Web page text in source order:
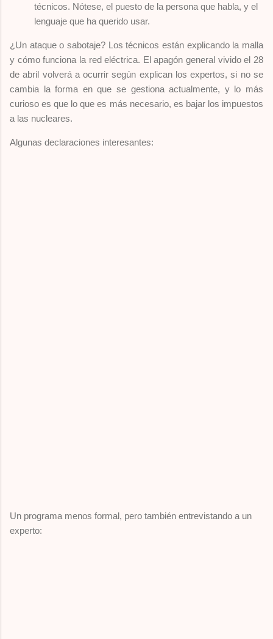
técnicos. Nótese, el puesto de la persona que habla, y el
lenguaje que ha querido usar.
¿Un ataque o sabotaje? Los técnicos están explicando la malla
y cómo funciona la red eléctrica. El apagón general vivido el 28
de abril volverá a ocurrir según explican los expertos, si no se
cambia la forma en que se gestiona actualmente, y lo más
curioso es que lo que es más necesario, es bajar los impuestos
a las nucleares.
Algunas declaraciones interesantes:
Un programa menos formal, pero también entrevistando a un
experto: